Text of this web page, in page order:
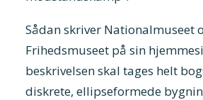
Sådan skriver Nationalmuseet
Frihedsmuseet på sin
beskrivelsen skal tages helt
diskrete, ellipseformede